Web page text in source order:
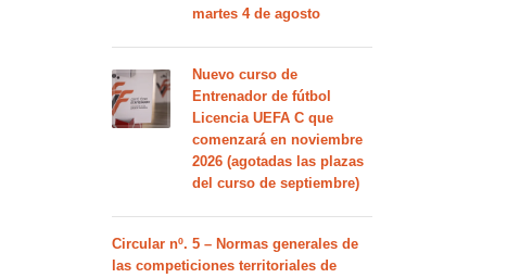
martes 4 de agosto
Nuevo curso de
Entrenador de fútbol
Licencia UEFA C que
comenzará en noviembre
2026 (agotadas las plazas
del curso de septiembre)
Circular nº. 5 – Normas generales de
las competiciones territoriales de